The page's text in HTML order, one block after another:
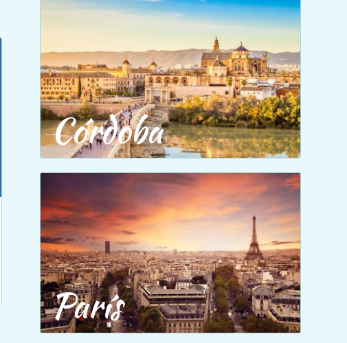
Córdoba
París